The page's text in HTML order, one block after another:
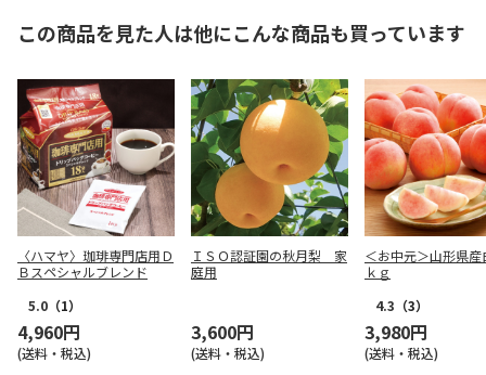
この商品を見た人は他にこんな商品も買っています
〈ハマヤ〉珈琲専門店用Ｄ
Ｂスペシャルブレンド
5.0 （1）
4,960円
(送料・税込)
ＩＳＯ認証園の秋月梨 家
庭用
3,600円
(送料・税込)
＜お中元＞山形県産
ｋｇ
4.3 （3）
3,980円
(送料・税込)